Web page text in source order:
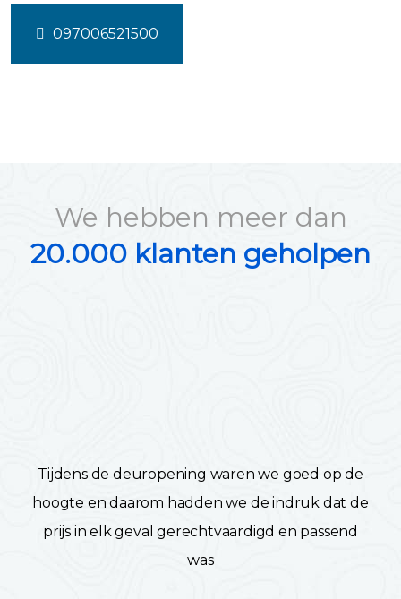
097006521500
We hebben meer dan
20.000 klanten geholpen
Tijdens de deuropening waren we goed op de
hoogte en daarom hadden we de indruk dat de
prijs in elk geval gerechtvaardigd en passend
was